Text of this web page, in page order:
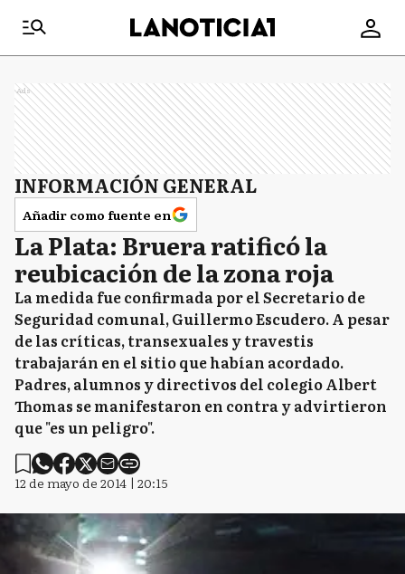
Ads
INFORMACIÓN GENERAL
Añadir como fuente en
La Plata: Bruera ratificó la
reubicación de la zona roja
La medida fue confirmada por el Secretario de
Seguridad comunal, Guillermo Escudero. A pesar
de las críticas, transexuales y travestis
trabajarán en el sitio que habían acordado.
Padres, alumnos y directivos del colegio Albert
Thomas se manifestaron en contra y advirtieron
que "es un peligro".
12 de mayo de 2014 | 20:15